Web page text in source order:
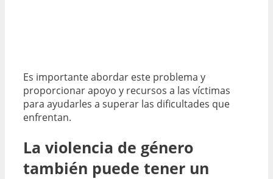
Es importante abordar este problema y
proporcionar apoyo y recursos a las víctimas
para ayudarles a superar las dificultades que
enfrentan.
La violencia de género
también puede tener un